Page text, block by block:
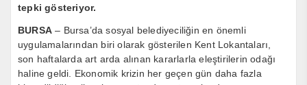
tepki gösteriyor.
BURSA – Bursa’da sosyal belediyeciliğin en önemli
uygulamalarından biri olarak gösterilen Kent Lokantaları,
son haftalarda art arda alınan kararlarla eleştirilerin odağı
haline geldi. Ekonomik krizin her geçen gün daha fazla